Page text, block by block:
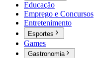
Educação
Emprego e Concursos
Entretenimento
Esportes
Games
Gastronomia